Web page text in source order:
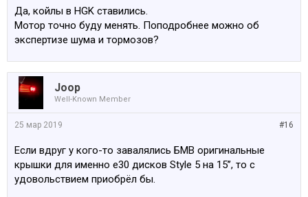
Да, койлы в HGK ставились.
Мотор точно буду менять. Поподробнее можно об
экспертизе шума и тормозов?
Joop
Well-Known Member
#16
25 мар 2019
Если вдруг у кого-то завалялись БМВ оригинальные
крышки для именно е30 дисков Style 5 на 15’’, то с
удовольствием приобрёл бы.